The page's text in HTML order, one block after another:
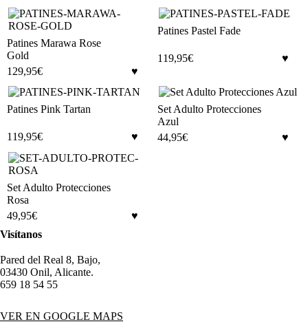
Patines Marawa Rose
Gold
129,95€
Patines Pastel Fade
119,95€
Patines Pink Tartan
119,95€
Set Adulto Protecciones
Azul
44,95€
Set Adulto Protecciones
Rosa
49,95€
Visítanos
Pared del Real 8, Bajo,
03430 Onil, Alicante.
659 18 54 55
VER EN GOOGLE MAPS